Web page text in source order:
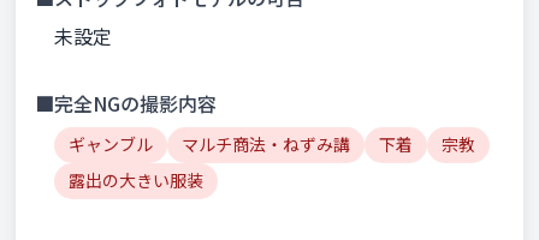
未設定
■完全NGの撮影内容
ギャンブル マルチ商法・ねずみ講 下着
宗教
露出の大きい服装